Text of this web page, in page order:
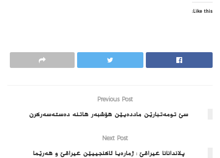
Like this:
Previous Post
سێ تومه‌تبارێن مادده‌یێن هۆشبه‌ر هاتنه‌ ده‌سته‌سه‌ركرن
Next Post
پلاندانانا عیراقێ : ژماره‌یا ئاكنجییێن عیراقێ و هه‌رێما